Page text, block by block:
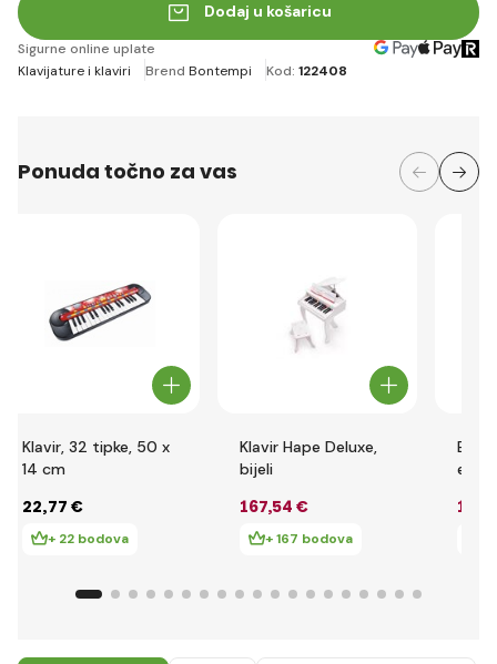
Dodaj u košaricu
Sigurne online uplate
Klavijature i klaviri
Brend Bontempi Kod: 122408
Ponuda točno za vas
Klavir, 32 tipke, 50 x
14 cm
22,77 €
+ 22 bodova
Klavir Hape Deluxe,
bijeli
167,54 €
+ 167 bodova
13